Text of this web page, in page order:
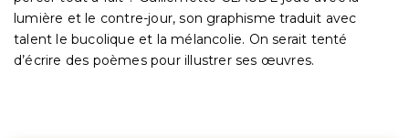
lumière et le contre-jour, son graphisme traduit avec
talent le bucolique et la mélancolie. On serait tenté
d’écrire des poèmes pour illustrer ses œuvres.